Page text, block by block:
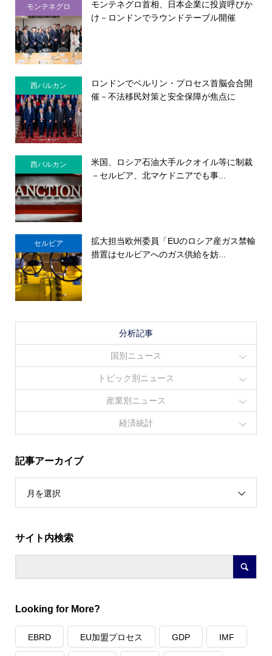
モンテネグロ
モンテネグロ首相、日本企業に投資呼びか
け－ロンドンでラウンドテーブル開催
西バルカン
ロンドンでベルリン・プロセス首脳会合開
催－不法移民対策と安全保障が焦点に
西バルカン
米国、ロシア石油大手ルクオイル等に制裁
－セルビア、北マケドニアでも事...
セルビア
拡大担当欧州委員「EUのロシア産ガス禁輸
措置はセルビアへのガス供給を妨...
分析記事
国別ニュース
トピック別ニュース
産業別ニュース
経済統計
記事アーカイブ
月を選択
サイト内検索
Looking for More?
EBRD EU加盟プロセス GDP IMF